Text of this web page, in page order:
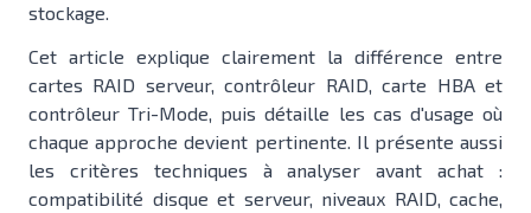
stockage.
Cet article explique clairement la différence entre
cartes RAID serveur, contrôleur RAID, carte HBA et
contrôleur Tri-Mode, puis détaille les cas d'usage où
chaque approche devient pertinente. Il présente aussi
les critères techniques à analyser avant achat :
compatibilité disque et serveur, niveaux RAID, cache,